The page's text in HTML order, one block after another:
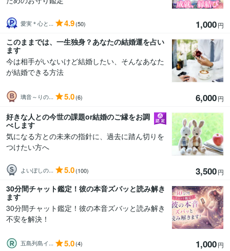
愛実＊心と... 4.9(50) 1,000円
このままでは、一生独身？あなたの結婚運を占い
ます
今は相手がいないけど結婚したい、そんなあなた
が結婚できる方法
璃音～りの... 5.0(6) 6,000円
好きな人との今世の課題or結婚のご縁をお調
べします
気になる方との未来の指針に、過去に踏ん切りを
つけたい方へ
よいぼしの... 5.0(100) 3,500円
30分間チャット鑑定！彼の本音ズバッと読み解き
ます
30分間チャット鑑定！彼の本音ズバッと読み解き
不安を解決！
五島列島イ... 5.0(4) 1,000円